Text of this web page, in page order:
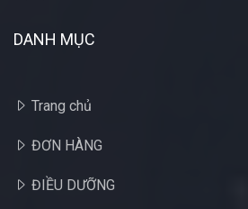
DANH MỤC
Trang chủ
ĐƠN HÀNG
ĐIỀU DƯỠNG